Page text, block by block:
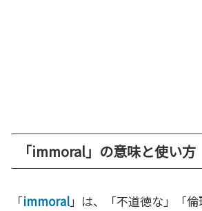
「immoral」の意味と使い方
「immoral」は、「不道徳な」「